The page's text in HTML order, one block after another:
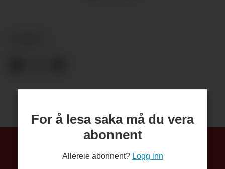
For å lesa saka må du vera
abonnent
Allereie abonnent? Logg inn